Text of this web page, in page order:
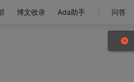
博文收录 Ada助手 问答